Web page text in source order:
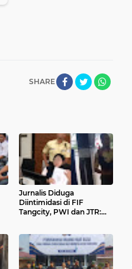
SHARE
Jurnalis Diduga
Diintimidasi di FIF
Tangcity, PWI dan JTR: